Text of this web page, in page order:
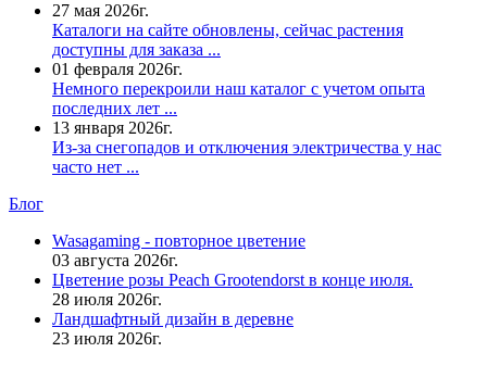
27 мая 2026г.
Каталоги на сайте обновлены, сейчас растения
доступны для заказа ...
01 февраля 2026г.
Немного перекроили наш каталог с учетом опыта
последних лет ...
13 января 2026г.
Из-за снегопадов и отключения электричества у нас
часто нет ...
Блог
Wasagaming - повторное цветение
03 августа 2026г.
Цветение розы Peach Grootendorst в конце июля.
28 июля 2026г.
Ландшафтный дизайн в деревне
23 июля 2026г.